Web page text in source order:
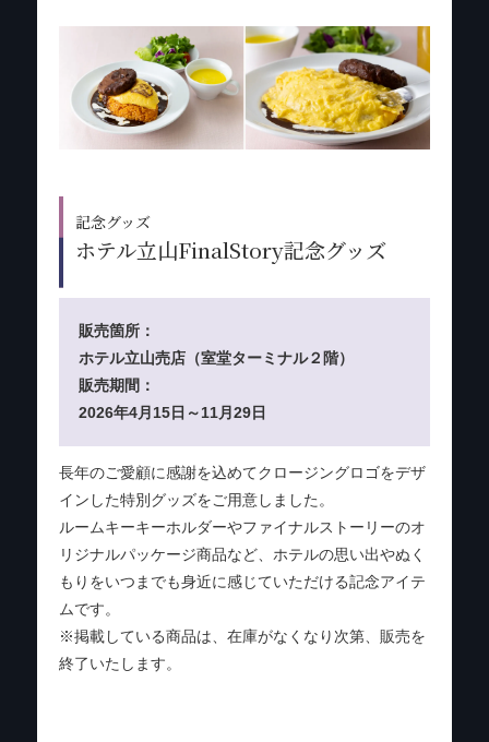
記念グッズ
ホテル立山FinalStory記念グッズ
販売箇所：
ホテル立山売店（室堂ターミナル２階）
販売期間：
2026年4月15日～11月29日
長年のご愛顧に感謝を込めてクロージングロゴをデザ
インした特別グッズをご用意しました。
ルームキーキーホルダーやファイナルストーリーのオ
リジナルパッケージ商品など、ホテルの思い出やぬく
もりをいつまでも身近に感じていただける記念アイテ
ムです。
※掲載している商品は、在庫がなくなり次第、販売を
終了いたします。